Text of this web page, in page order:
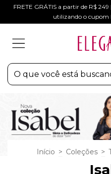
FRETE GRÁTIS a partir de R$
utilizando o cupom
Início > Coleções >